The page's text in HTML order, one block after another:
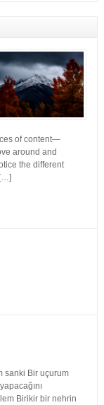
of content—
around and
the different
sanki Bir uçurum
Birikir bir nehrin